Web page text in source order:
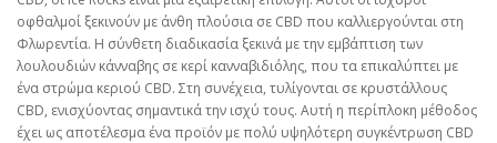
οφθαλμοί ξεκινούν με άνθη πλούσια σε CBD που καλλιεργούνται στη
Φλωρεντία. Η σύνθετη διαδικασία ξεκινά με την εμβάπτιση των
λουλουδιών κάνναβης σε κερί κανναβιδιόλης, που τα επικαλύπτει με
ένα στρώμα κεριού CBD. Στη συνέχεια, τυλίγονται σε κρυστάλλους
CBD, ενισχύοντας σημαντικά την ισχύ τους. Αυτή η περίπλοκη μέθοδος
έχει ως αποτέλεσμα ένα προϊόν με πολύ υψηλότερη συγκέντρωση CBD